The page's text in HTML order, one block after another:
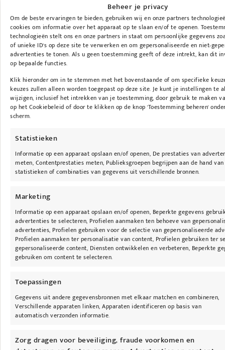
Beheer je privacy
Om de beste ervaringen te bieden, gebruiken wij en onze partners
cookies om informatie over het apparaat op te slaan en/of te openen.
technologieën stelt ons en onze partners in staat om persoonlijke gegevens
of unieke ID's op deze site te verwerken en om gepersonaliseerde en niet-
advertenties te tonen. Als u geen toestemming geeft of deze intrekt, kan dit
op bepaalde functies.
Klik hieronder om in te stemmen met het bovenstaande of om specifieke
keuzes zullen alleen worden toegepast op deze site. Je kunt je instellingen te
wijzigen, inclusief het intrekken van je toestemming, door gebruik te maken
op het Cookiebeleid of door te klikken op de knop 'Toestemming beheren'
scherm.
Statistieken
Informatie op een apparaat opslaan en/of openen, De prestaties van
meten, Contentprestaties meten, Publieksgroepen begrijpen aan de hand van
statistieken of combinaties van gegevens uit verschillende bronnen.
Marketing
Informatie op een apparaat opslaan en/of openen, Beperkte gegevens
advertenties te selecteren, Profielen aanmaken ten behoeve van
advertenties, Profielen gebruiken voor de selectie van gepersonaliseerde
Profielen aanmaken ter personalisatie van content, Profielen gebruiken ter
gepersonaliseerde content, Diensten ontwikkelen en verbeteren, Beperkte
gebruiken om content te selecteren.
Toepassingen
Gegevens uit andere gegevensbronnen met elkaar matchen en combineren,
Verschillende apparaten linken, Apparaten identificeren op basis van
automatisch verzonden informatie.
Zorg dragen voor beveiliging, fraude voorkomen en